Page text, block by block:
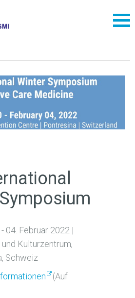
04. Februar 2022 |
Kulturzentrum,
Schweiz
(Auf